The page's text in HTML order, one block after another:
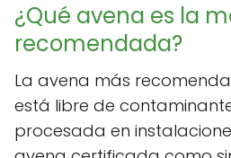
¿Qué avena es la
recomendada?
La avena más
está libre de
procesada en